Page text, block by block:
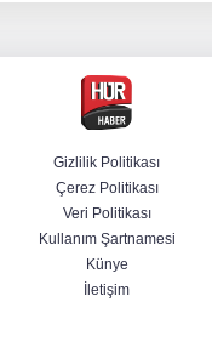
Özgür Özel'in Menderes
İlkay Çiçek'e yönelik sözleri
İzmir'de ihale soruşturması
Ağbaba'nın ağabeyi tutuklandı
Trabzonspor'un Salah
Gizlilik Politikası
Çerez Politikası
Veri Politikası
Kullanım Şartnamesi
Künye
İletişim